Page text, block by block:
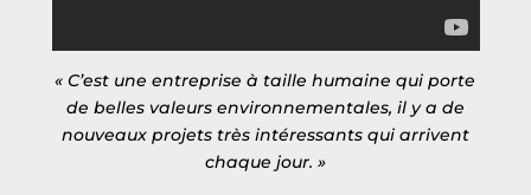
« C’est une entreprise à taille humaine qui porte
de belles valeurs environnementales, il y a de
nouveaux projets très intéressants qui arrivent
chaque jour. »